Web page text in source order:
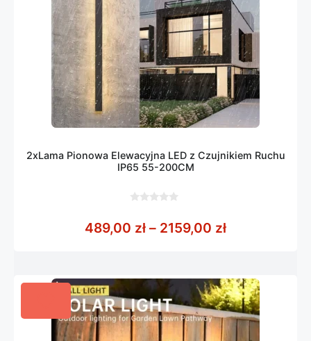
2xLama Pionowa Elewacyjna LED z Czujnikiem Ruchu
IP65 55-200CM
5
489,00 zł – 2159,00 złZakres cen: